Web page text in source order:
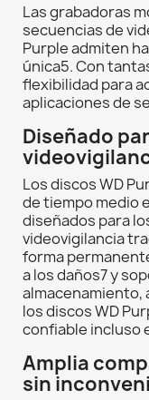
Las grabadoras
secuencias de
Purple admiten
única5. Con
flexibilidad para
aplicaciones de
Diseñado
Los discos WD
de tiempo medio
diseñados para
videovigilancia
forma
a los daños7 y
almacenamiento,
los discos WD
confiable incluso
Amplia
sin